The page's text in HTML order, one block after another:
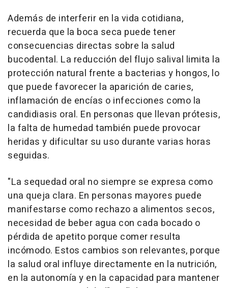
Además de interferir en la vida cotidiana,
recuerda que la boca seca puede tener
consecuencias directas sobre la salud
bucodental. La reducción del flujo salival limita la
protección natural frente a bacterias y hongos, lo
que puede favorecer la aparición de caries,
inflamación de encías o infecciones como la
candidiasis oral. En personas que llevan prótesis,
la falta de humedad también puede provocar
heridas y dificultar su uso durante varias horas
seguidas.
"La sequedad oral no siempre se expresa como
una queja clara. En personas mayores puede
manifestarse como rechazo a alimentos secos,
necesidad de beber agua con cada bocado o
pérdida de apetito porque comer resulta
incómodo. Estos cambios son relevantes, porque
la salud oral influye directamente en la nutrición,
en la autonomía y en la capacidad para mantener